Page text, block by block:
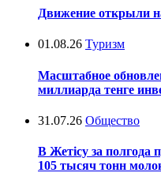
Движение открыли
01.08.26 Туризм
Масштабное
миллиарда тенге
31.07.26 Общество
В Жетісу за полгода
105 тысяч тонн